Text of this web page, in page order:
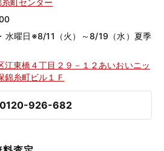
町センター
水曜日※8/11（火）～8/19（水）夏季
江東橋４丁目２９－１２あいおいニッ
錦糸町ビル１Ｆ
0120-926-682